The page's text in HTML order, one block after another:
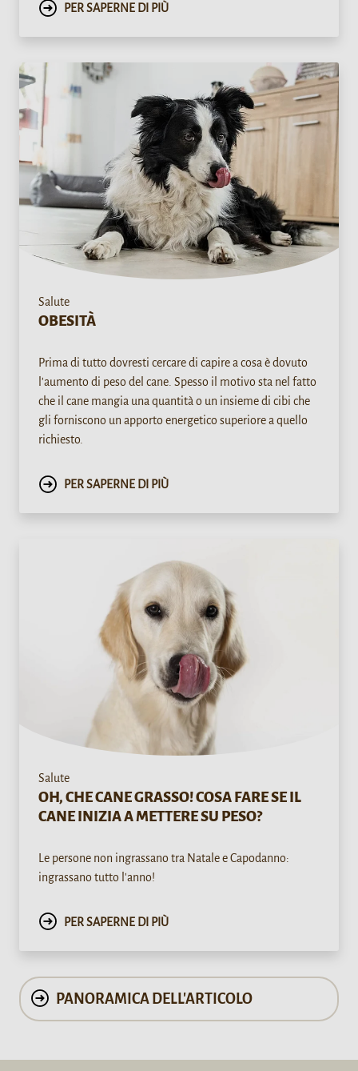
PER SAPERNE DI PIÙ
Salute
OBESITÀ
Prima di tutto dovresti cercare di capire a cosa è dovuto
l'aumento di peso del cane. Spesso il motivo sta nel fatto
che il cane mangia una quantità o un insieme di cibi che
gli forniscono un apporto energetico superiore a quello
richiesto.
PER SAPERNE DI PIÙ
Salute
OH, CHE CANE GRASSO! COSA FARE SE IL
CANE INIZIA A METTERE SU PESO?
Le persone non ingrassano tra Natale e Capodanno:
ingrassano tutto l'anno!
PER SAPERNE DI PIÙ
PANORAMICA DELL'ARTICOLO